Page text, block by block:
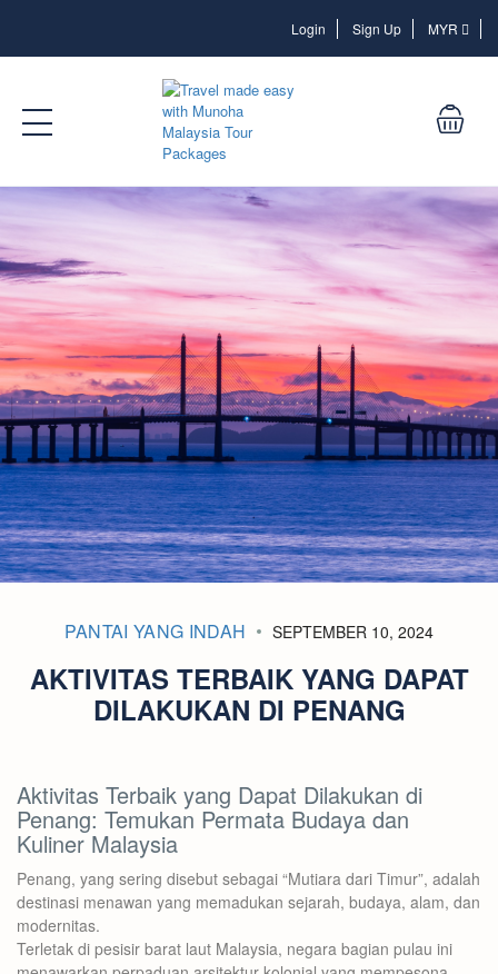
Login LoginSign Up MYR
PANTAI YANG INDAH SEPTEMBER 10, 2024
AKTIVITAS TERBAIK YANG DAPAT
DILAKUKAN DI PENANG
Aktivitas Terbaik yang Dapat Dilakukan di
Penang: Temukan Permata Budaya dan
Kuliner Malaysia
Penang, yang sering disebut sebagai “Mutiara dari Timur”, adalah
destinasi menawan yang memadukan sejarah, budaya, alam, dan
modernitas.
Terletak di pesisir barat laut Malaysia, negara bagian pulau ini